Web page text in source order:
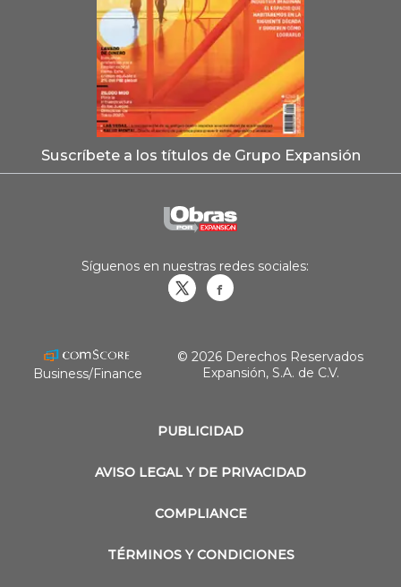
Suscríbete a los títulos de Grupo Expansión
PUBLICIDAD
AVISO LEGAL Y DE PRIVACIDAD
COMPLIANCE
TÉRMINOS Y CONDICIONES
Síguenos en nuestras redes sociales:
Business/Finance
© 2026 Derechos Reservados
Expansión, S.A. de C.V.